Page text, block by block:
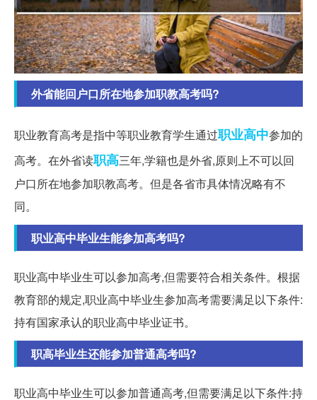
外省能回户口所在地参加职教高考吗?
职业教育高考是指中等职业教育学生通过职业高中参加的
高考。在外省读职高三年,学籍也是外省,原则上不可以回
户口所在地参加职教高考。但是各省市具体情况略有不
同。
职业高中毕业生能参加高考吗?
职业高中毕业生可以参加高考,但需要符合相关条件。根据
教育部的规定,职业高中毕业生参加高考需要满足以下条件:
持有国家承认的职业高中毕业证书。
职高毕业生还能参加普通高考吗?
职业高中毕业生可以参加普通高考,但需要满足以下条件:持